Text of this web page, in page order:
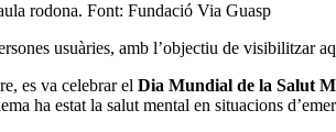
rodona. Font: Fundació Via Guasp
usuàries, amb l’objectiu de visibilitzar
es va celebrar elDia Mundial de la Salut
ha estat la salut mental en situacions